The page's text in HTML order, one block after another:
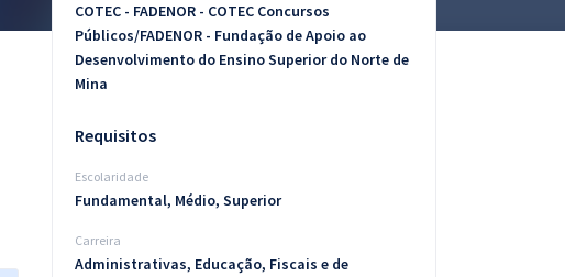
COTEC - FADENOR - COTEC Concursos
Públicos/FADENOR - Fundação de Apoio ao
Desenvolvimento do Ensino Superior do Norte de
Mina
Requisitos
Escolaridade
Fundamental, Médio, Superior
Carreira
Administrativas, Educação, Fiscais e de